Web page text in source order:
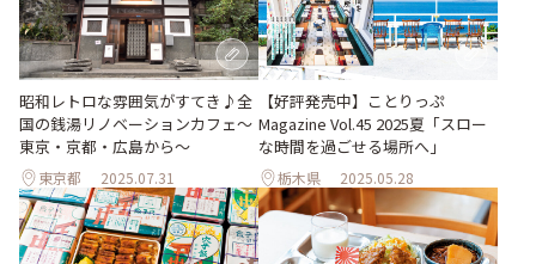
昭和レトロな雰囲気がすてき♪全
国の銭湯リノベーションカフェ〜
東京・京都・広島から〜
東京都 2025.07.31
【好評発売中】ことりっぷ
Magazine Vol.45 2025夏「スロー
な時間を過ごせる場所へ」
栃木県 2025.05.28